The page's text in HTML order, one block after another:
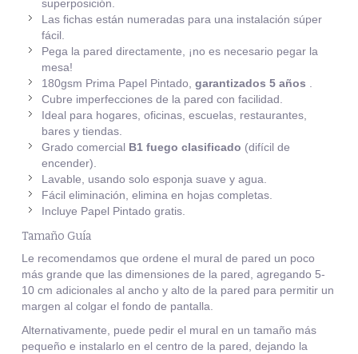
superposición.
Las fichas están numeradas para una instalación súper
fácil.
Pega la pared directamente, ¡no es necesario pegar la
mesa!
180gsm Prima Papel Pintado, garantizados 5 años
Cubre imperfecciones de la pared con facilidad.
Ideal para hogares, oficinas, escuelas, restaurantes,
bares y tiendas.
Grado comercial B1 fuego clasificado (difícil de
encender).
Lavable, usando solo esponja suave y agua.
Fácil eliminación, elimina en hojas completas.
Incluye Papel Pintado gratis.
Tamaño Guía
Le recomendamos que ordene el mural de pared un poco
más grande que las dimensiones de la pared, agregando 5-
10 cm adicionales al ancho y alto de la pared para permitir un
margen al colgar el fondo de pantalla.
Alternativamente, puede pedir el mural en un tamaño más
pequeño e instalarlo en el centro de la pared, dejando la